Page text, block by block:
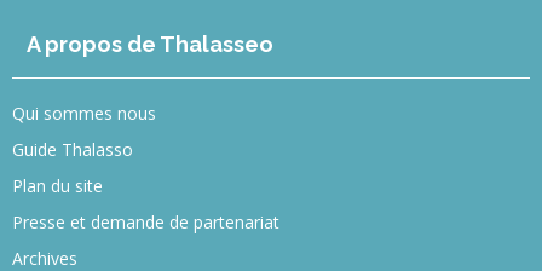
A propos de Thalasseo
Qui sommes nous
Guide Thalasso
Plan du site
Presse et demande de partenariat
Archives